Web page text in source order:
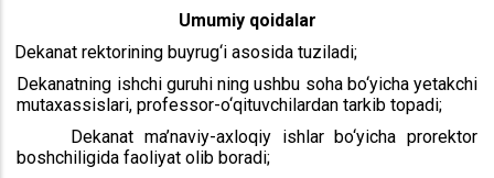
Umumiy qoidalar
Dekanat rektorining buyrug‘i asosida tuziladi;
Dekanatning ishchi guruhi ning ushbu soha bo‘yicha yetakchi
mutaxassislari, professor-o‘qituvchilardan tarkib topadi;
Dekanat ma’naviy-axloqiy ishlar bo‘yicha prorektor
boshchiligida faoliyat olib boradi;